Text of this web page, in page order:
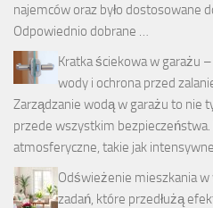
najemców oraz było dostosowane
Odpowiednio dobrane …
Kratka ściekowa w garażu
wody i ochrona przed
Zarządzanie wodą w garażu to nie
przede wszystkim
atmosferyczne, takie jak
Odświeżenie mieszkania
zadań, które przedłużą